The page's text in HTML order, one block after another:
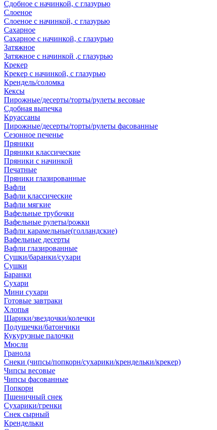
Сдобное с начинкой, с глазурью
Слоеное
Слоеное с начинкой, с глазурью
Сахарное
Сахарное с начинкой, с глазурью
Затяжное
Затяжное с начинкой ,с глазурью
Крекер
Крекер с начинкой, с глазурью
Крендель/соломка
Кексы
Пирожные/десерты/торты/рулеты весовые
Сдобная выпечка
Круассаны
Пирожные/десерты/торты/рулеты фасованные
Сезонное печенье
Пряники
Пряники классические
Пряники с начинкой
Печатные
Пряники глазированные
Вафли
Вафли классические
Вафли мягкие
Вафельные трубочки
Вафельные рулеты/рожки
Вафли карамельные(голландские)
Вафельные десерты
Вафли глазированные
Сушки/баранки/сухари
Сушки
Баранки
Сухари
Мини сухари
Готовые завтраки
Хлопья
Шарики/звездочки/колечки
Подушечки/батончики
Кукурузные палочки
Мюсли
Гранола
Снеки (чипсы/попкорн/сухарики/крендельки/крекер)
Чипсы весовые
Чипсы фасованные
Попкорн
Пшеничный снек
Сухарики/гренки
Снек сырный
Крендельки